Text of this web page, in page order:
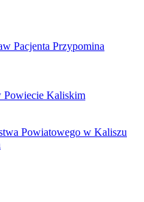
Pacjenta Przypomina
Powiecie Kaliskim
Powiatowego w Kaliszu